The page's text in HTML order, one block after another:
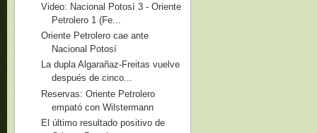
Video: Nacional Potosí 3 - Oriente
Petrolero 1 (Fe...
Oriente Petrolero cae ante
Nacional Potosí
La dupla Algarañaz-Freitas vuelve
después de cinco...
Reservas: Oriente Petrolero
empató con Wilstermann
El último resultado positivo de